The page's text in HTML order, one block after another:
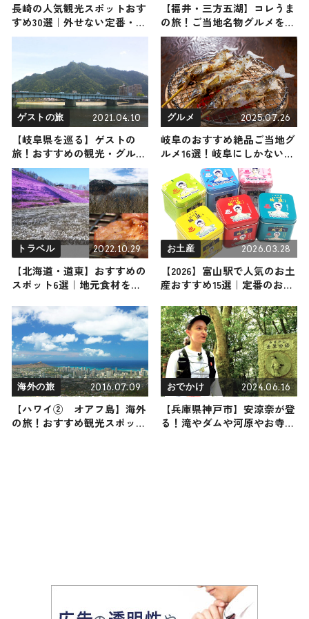
長崎の人気観光スポットおす
すめ30選｜外せない定番・名
所から穴場まで見どころ満載
【福井・三方五湖】コレうま
の旅！ご当地名物グルメをお
届け
ゲストの旅 2021.04.10
【岐阜県を巡る】ゲストの
旅！おすすめの観光・グルメ
をご紹介
グルメ 2025.07.26
岐阜のおすすめ絶品ご当地グ
ルメ16選！岐阜にしかない名
物から人気の名店11選も紹介
トラベル 2022.10.29
【北海道・道東】おすすめの
スポット6選｜地元食材を味
る場所までご紹介
お土産 2026.03.28
【2026】富山駅で人気のお土
産おすすめ15選｜定番のお菓
らまき用まで幅広く紹介
海外の旅 2016.07.09
【ハワイ② オアフ島】海外
の旅！おすすめ観光スポット
おでかけ 2024.06.16
【兵庫県神戸市】安涼奈が登
る！滝やダムや河原やお寺ま